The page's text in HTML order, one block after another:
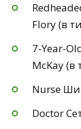
Flory (в
7-Year-
McKay (в
Nurse
Doctor